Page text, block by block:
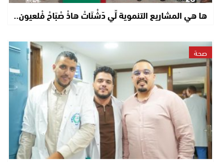
ها هي المشاريع التنموية لِّي دّشْنَاتْ هاذْ صْبَاحْ فْلعيون..
صحة